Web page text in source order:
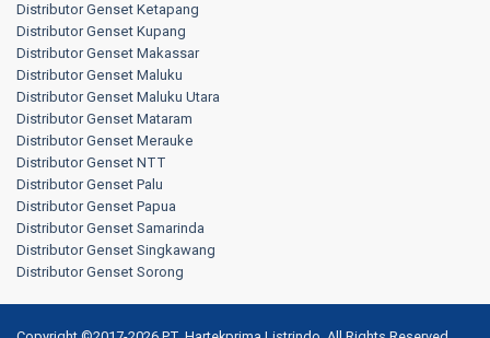
Distributor Genset Ketapang
Distributor Genset Kupang
Distributor Genset Makassar
Distributor Genset Maluku
Distributor Genset Maluku Utara
Distributor Genset Mataram
Distributor Genset Merauke
Distributor Genset NTT
Distributor Genset Palu
Distributor Genset Papua
Distributor Genset Samarinda
Distributor Genset Singkawang
Distributor Genset Sorong